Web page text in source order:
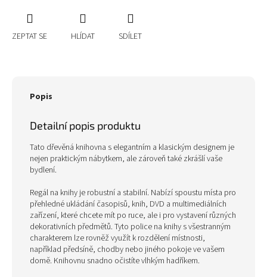
ZEPTAT SE HLÍDAT SDÍLET
Popis
Detailní popis produktu
Tato dřevěná knihovna s elegantním a klasickým designem je
nejen praktickým nábytkem, ale zároveň také zkrášlí vaše
bydlení.
Regál na knihy je robustní a stabilní. Nabízí spoustu místa pro
přehledné ukládání časopisů, knih, DVD a multimediálních
zařízení, které chcete mít po ruce, ale i pro vystavení různých
dekorativních předmětů. Tyto police na knihy s všestranným
charakterem lze rovněž využít k rozdělení místnosti,
například předsíně, chodby nebo jiného pokoje ve vašem
domě. Knihovnu snadno očistíte vlhkým hadříkem.